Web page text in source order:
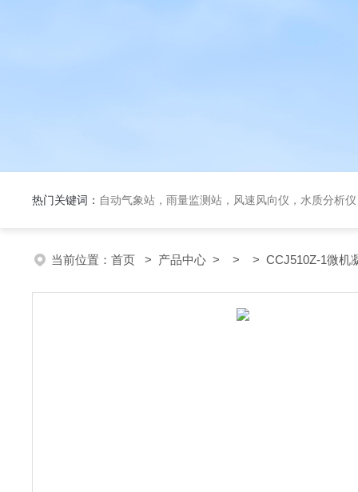
热门关键词： 自动气象站，雨量监测站，风速风向仪，水质分析
当前位置： 首页 > 产品中心 > > > CCJ510Z-1微机凝